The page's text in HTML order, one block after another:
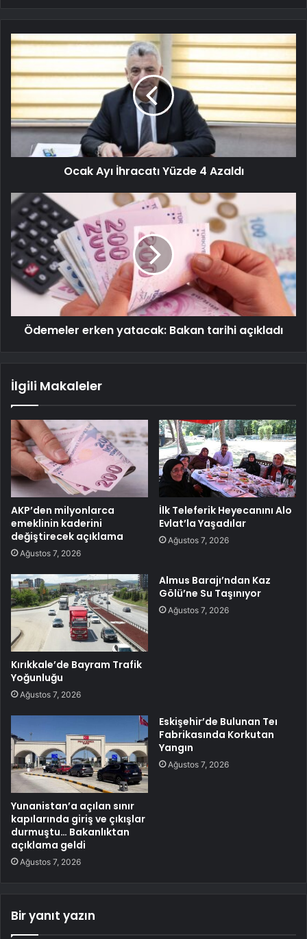
Ocak Ayı İhracatı Yüzde 4 Azaldı
Ödemeler erken yatacak: Bakan tarihi açıkladı
İlgili Makaleler
AKP’den milyonlarca
emeklinin kaderini
değiştirecek açıklama
Ağustos 7, 2026
İlk Teleferik Heyecanını Alo
Evlat’la Yaşadılar
Ağustos 7, 2026
Kırıkkale’de Bayram Trafik
Yoğunluğu
Ağustos 7, 2026
Almus Barajı’ndan Kaz
Gölü’ne Su Taşınıyor
Ağustos 7, 2026
Yunanistan’a açılan sınır
kapılarında giriş ve çıkışlar
durmuştu… Bakanlıktan
açıklama geldi
Ağustos 7, 2026
Eskişehir’de Bulunan Teı
Fabrikasında Korkutan
Yangın
Ağustos 7, 2026
Bir yanıt yazın